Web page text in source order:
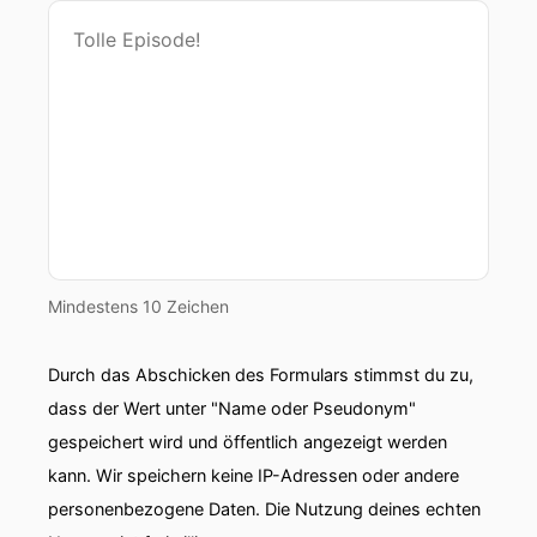
00:00:50: also ja ist doch so.
00:00:58: hier in einem Gotteswillen super gerne
00:01:01: wir müssen mal ein bisschen reklamen
machen.
00:01:02: Ich bin tatsächlich wie die Jungfrau
Mindestens 10 Zeichen
Durch das Abschicken des Formulars stimmst du zu,
dass der Wert unter "Name oder Pseudonym"
gespeichert wird und öffentlich angezeigt werden
kann. Wir speichern keine IP-Adressen oder andere
personenbezogene Daten. Die Nutzung deines echten